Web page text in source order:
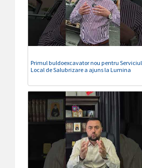
Primul buldoexcavator nou pentru Serviciul
Local de Salubrizare a ajuns la Lumina